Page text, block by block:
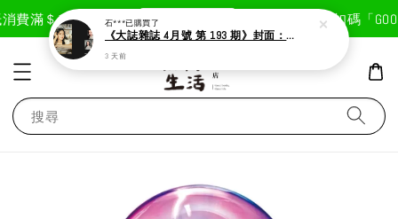
費滿＄1800免運費 現在去購物！ 首次註冊輸入折扣碼「
搜尋
石***已購買了
《大誌雜誌 4月號 第 193 期》封面：Solar 頌樂
3 天前